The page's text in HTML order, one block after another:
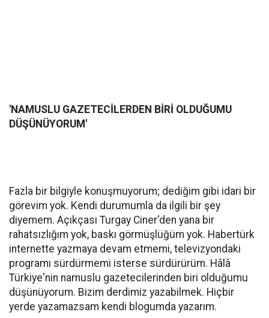
'NAMUSLU GAZETECİLERDEN BİRİ OLDUĞUMU
DÜŞÜNÜYORUM'
Fazla bir bilgiyle konuşmuyorum; dediğim gibi idari bir
görevim yok. Kendi durumumla da ilgili bir şey
diyemem. Açıkçası Turgay Ciner'den yana bir
rahatsızlığım yok, baskı görmüşlüğüm yok. Habertürk
internette yazmaya devam etmemi, televizyondaki
programı sürdürmemi isterse sürdürürüm. Hâlâ
Türkiye'nin namuslu gazetecilerinden biri olduğumu
düşünüyorum. Bizim derdimiz yazabilmek. Hiçbir
yerde yazamazsam kendi blogumda yazarım.